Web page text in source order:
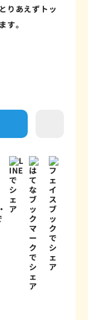
りあえずトッ
す。